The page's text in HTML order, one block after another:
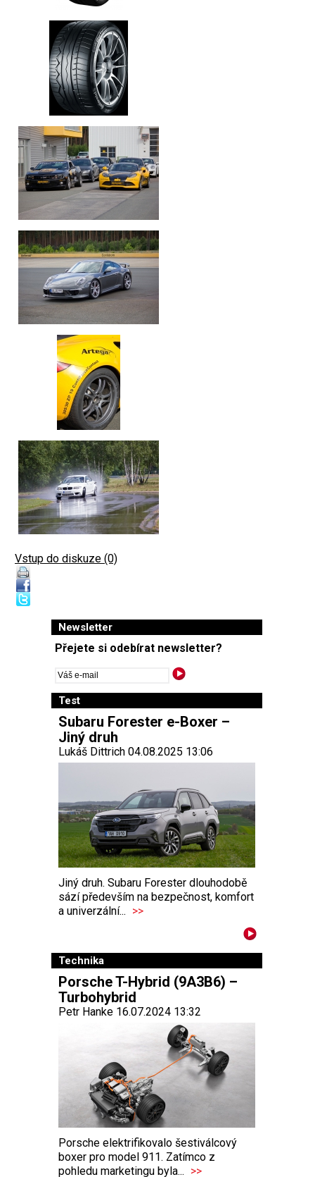
Vstup do diskuze (0)
Newsletter
Přejete si odebírat newsletter?
Test
Subaru Forester e-Boxer –
Jiný druh
Lukáš Dittrich 04.08.2025 13:06
Jiný druh. Subaru Forester dlouhodobě
sází především na bezpečnost, komfort
a univerzální... >>
Technika
Porsche T-Hybrid (9A3B6) –
Turbohybrid
Petr Hanke 16.07.2024 13:32
Porsche elektrifikovalo šestiválcový
boxer pro model 911. Zatímco z
pohledu marketingu byla... >>